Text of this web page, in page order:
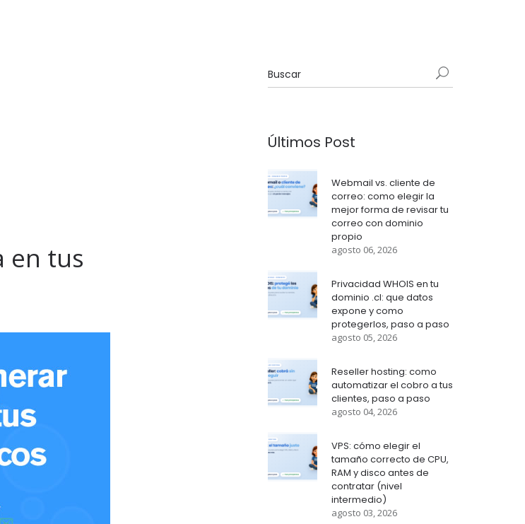
en tus
Últimos Post
Webmail vs. cliente de
correo: como elegir la
mejor forma de revisar tu
correo con dominio
propio
agosto 06, 2026
Privacidad WHOIS en tu
dominio .cl: que datos
expone y como
protegerlos, paso a paso
agosto 05, 2026
Reseller hosting: como
automatizar el cobro a tus
clientes, paso a paso
agosto 04, 2026
VPS: cómo elegir el
tamaño correcto de CPU,
RAM y disco antes de
contratar (nivel
intermedio)
agosto 03, 2026